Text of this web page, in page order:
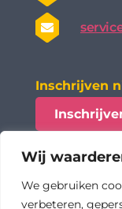
Wij
We gebruiken
verbeteren,
Inschrijven